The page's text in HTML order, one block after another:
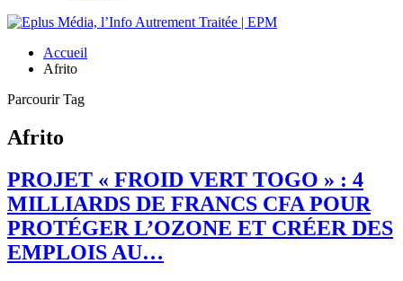
Accueil
Afrito
Parcourir Tag
Afrito
PROJET « FROID VERT TOGO » : 4
MILLIARDS DE FRANCS CFA POUR
PROTÉGER L’OZONE ET CRÉER DES
EMPLOIS AU…